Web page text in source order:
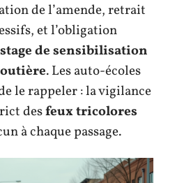
de l’amende, retrait
et l’obligation
stage de sensibilisation
. Les auto-écoles
le rappeler : la vigilance
desfeux tricolores
à chaque passage.